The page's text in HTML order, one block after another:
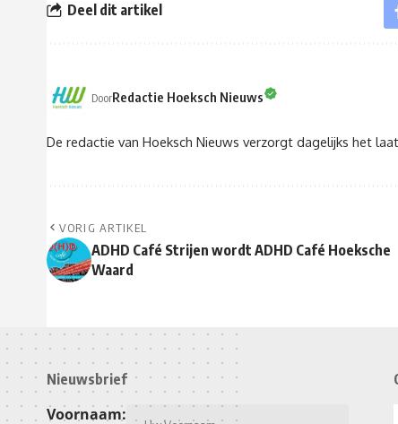
Deel dit artikel
DoorRedactie Hoeksch Nieuws
De redactie van Hoeksch Nieuws verzorgt dagelijks het
VORIG ARTIKEL
ADHD Café Strijen wordt ADHD Café Hoeksche
Waard
Nieuwsbrief
Voornaam: